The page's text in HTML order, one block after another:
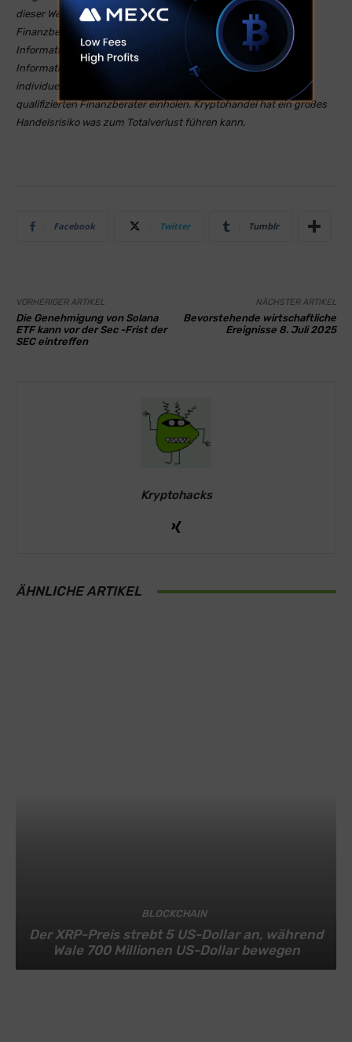
dieser Website bereitgestellten Informationen stellen keine
Finanzberatung dar und sind nicht als solche gedacht. Die
Informationen sind allgemeiner Natur und dienen nur zu
Informationszwecken. Wenn Sie Finanzberatung für Ihre
individuelle Situation benötigen, sollten Sie den Rat von einem
qualifizierten Finanzberater einholen. Kryptohandel hat ein großes
Handelsrisiko was zum Totalverlust führen kann.
Facebook Twitter Tumblr
VORHERIGER ARTIKEL
Die Genehmigung von Solana
ETF kann vor der Sec -Frist der
SEC eintreffen
NÄCHSTER ARTIKEL
Bevorstehende wirtschaftliche
Ereignisse 8. Juli 2025
Kryptohacks
ÄHNLICHE ARTIKEL
BLOCKCHAIN
Der XRP-Preis strebt 5 US-Dollar an, während
Wale 700 Millionen US-Dollar bewegen